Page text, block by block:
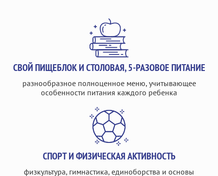
СВОЙ ПИЩЕБЛОК И СТОЛОВАЯ, 5-РАЗОВОЕ ПИТАНИЕ
разнообразное полноценное меню, учитывающее
особенности питания каждого ребенка
СПОРТ И ФИЗИЧЕСКАЯ АКТИВНОСТЬ
физкультура, гимнастика, единоборства и основы